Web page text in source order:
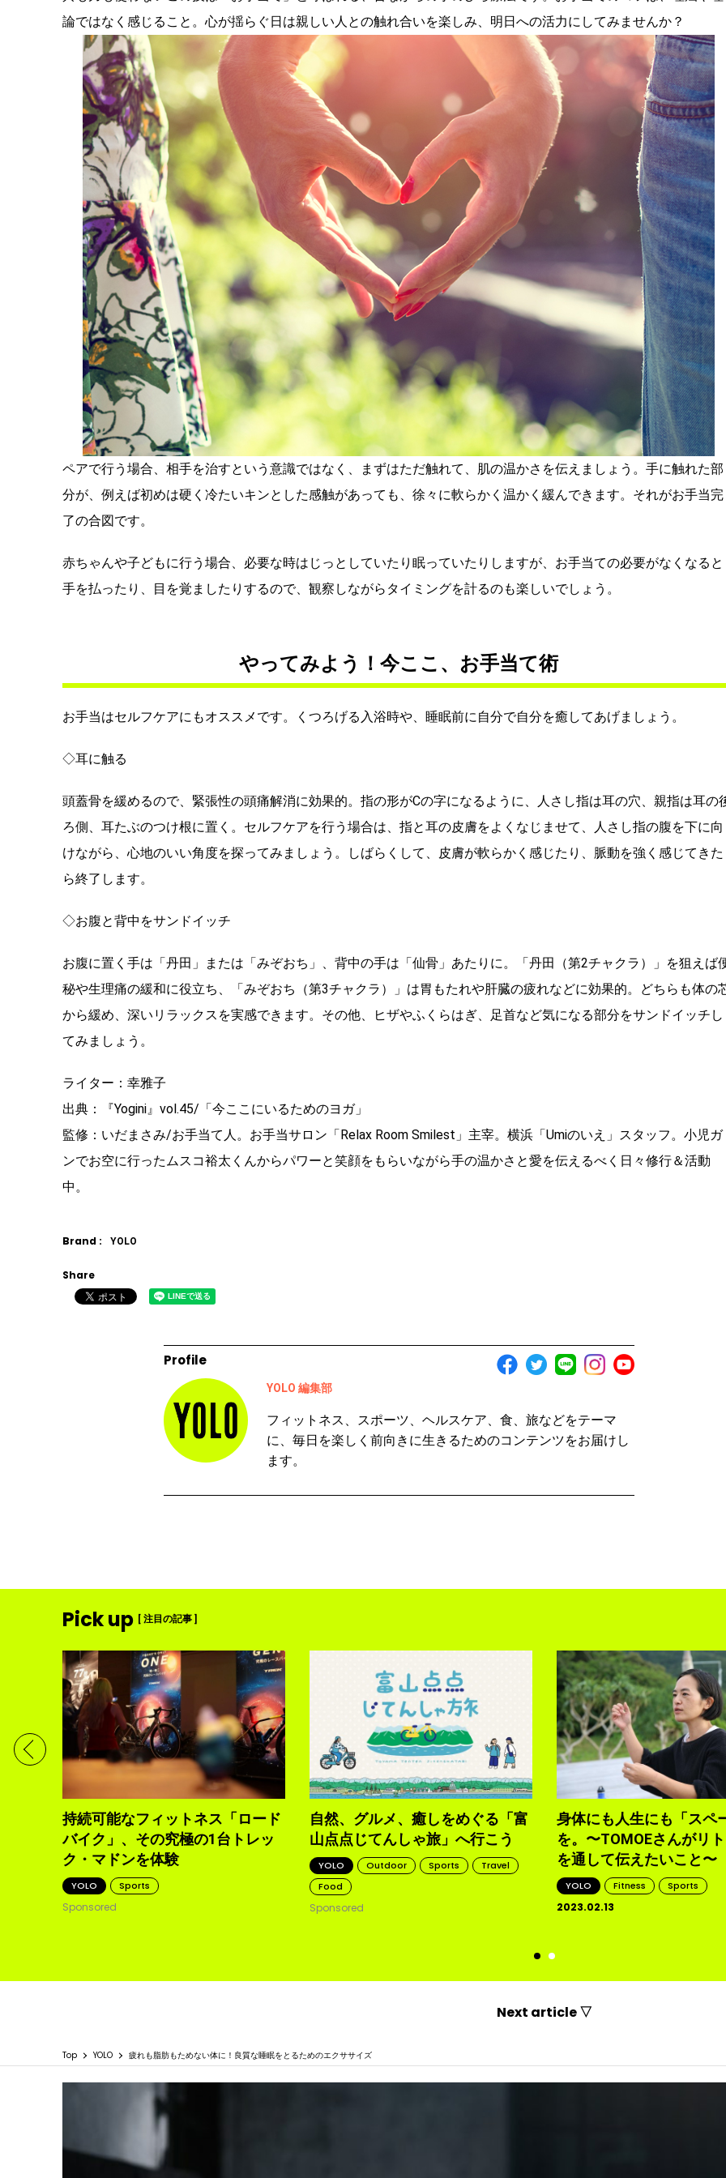
論ではなく感じること。心が揺らぐ日は親しい人との触れ合いを楽しみ、明日への活力にしてみませんか？
ペアで行う場合、相手を治すという意識ではなく、まずはただ触れて、肌の温かさを伝えましょう。手に触れた部
分が、例えば初めは硬く冷たいキンとした感触があっても、徐々に軟らかく温かく緩んできます。それがお手当完
了の合図です。
赤ちゃんや子どもに行う場合、必要な時はじっとしていたり眠っていたりしますが、お手当ての必要がなくなると
手を払ったり、目を覚ましたりするので、観察しながらタイミングを計るのも楽しいでしょう。
やってみよう！今ここ、お手当て術
お手当はセルフケアにもオススメです。くつろげる入浴時や、睡眠前に自分で自分を癒してあげましょう。
◇耳に触る
頭蓋骨を緩めるので、緊張性の頭痛解消に効果的。指の形がCの字になるように、人さし指は耳の穴、親指は耳の
ろ側、耳たぶのつけ根に置く。セルフケアを行う場合は、指と耳の皮膚をよくなじませて、人さし指の腹を下に向
けながら、心地のいい角度を探ってみましょう。しばらくして、皮膚が軟らかく感じたり、脈動を強く感じてきた
ら終了します。
◇お腹と背中をサンドイッチ
お腹に置く手は「丹田」または「みぞおち」、背中の手は「仙骨」あたりに。「丹田（第2チャクラ）」を狙えば
秘や生理痛の緩和に役立ち、「みぞおち（第3チャクラ）」は胃もたれや肝臓の疲れなどに効果的。どちらも体の
から緩め、深いリラックスを実感できます。その他、ヒザやふくらはぎ、足首など気になる部分をサンドイッチし
てみましょう。
ライター：幸雅子
出典：『Yogini』vol.45/「今ここにいるためのヨガ」
監修：いだまさみ/お手当て人。お手当サロン「Relax Room Smilest」主宰。横浜「Umiのいえ」スタッフ。小児ガ
ンでお空に行ったムスコ裕太くんからパワーと笑顔をもらいながら手の温かさと愛を伝えるべく日々修行＆活動
中。
Brand : YOLO
Share
Profile
YOLO 編集部
フィットネス、スポーツ、ヘルスケア、食、旅などをテーマ
に、毎日を楽しく前向きに生きるためのコンテンツをお届けし
ます。
Pick up [ 注目の記事 ]
現す
持続可能なフィットネス「ロード
バイク」、その究極の1台トレッ
ク・マドンを体験
YOLO Sports
Sponsored
自然、グルメ、癒しをめぐる「富
山点点じてんしゃ旅」へ行こう
YOLO Outdoor Sports
Travel
Food
Sponsored
身体にも人生にも「スペ
を。〜TOMOEさんがリ
を通して伝えたいこと〜
YOLO Fitness Sports
2023.02.13
Next article ▽
Top YOLO 疲れも脂肪もためない体に！良質な睡眠をとるためのエクササイズ